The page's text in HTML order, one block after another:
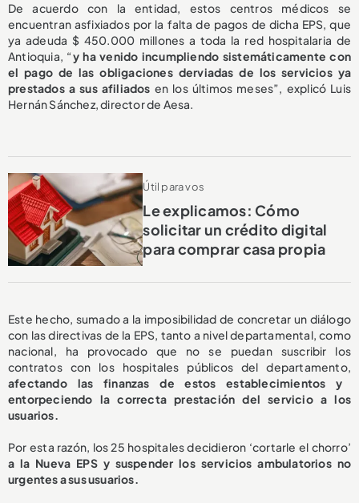
De acuerdo con la entidad, estos centros médicos se
encuentran asfixiados por la falta de pagos de dicha EPS, que
ya adeuda $ 450.000 millones a toda la red hospitalaria de
Antioquia, “y ha venido incumpliendo sistemáticamente con
el pago de las obligaciones derviadas de los servicios ya
prestados a sus afiliados en los últimos meses”, explicó Luis
Hernán Sánchez, director de Aesa.
Útil para vos
Le explicamos: Cómo
solicitar un crédito digital
para comprar casa propia
Este hecho, sumado a la imposibilidad de concretar un diálogo
con las directivas de la EPS, tanto a nivel departamental, como
nacional, ha provocado que no se puedan suscribir los
contratos con los hospitales públicos del departamento,
afectando las finanzas de estos establecimientos y
entorpeciendo la correcta prestación del servicio a los
usuarios.
Por esta razón, los 25 hospitales decidieron ‘cortarle el chorro’
a la Nueva EPS y suspender los servicios ambulatorios no
urgentes a sus usuarios.